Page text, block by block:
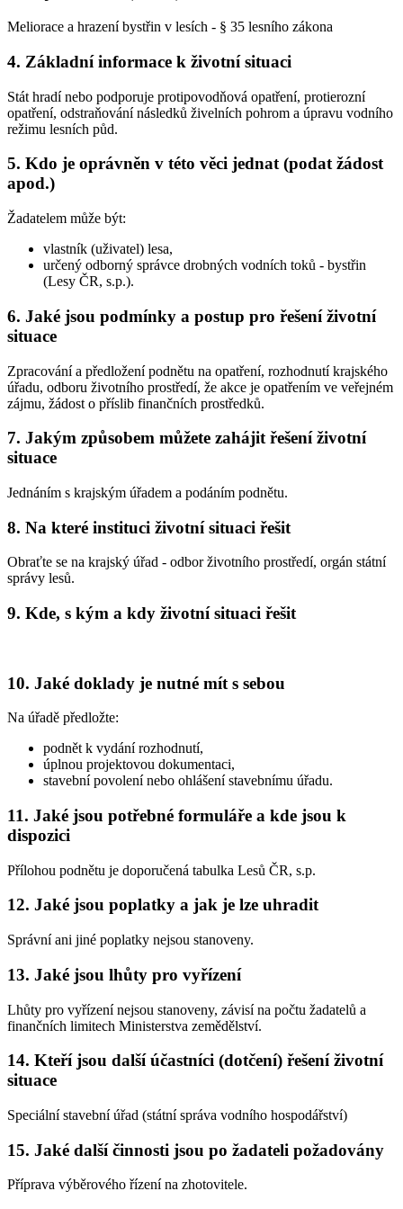
Meliorace a hrazení bystřin v lesích - § 35 lesního zákona
4. Základní informace k životní situaci
Stát hradí nebo podporuje protipovodňová opatření, protierozní
opatření, odstraňování následků živelních pohrom a úpravu vodního
režimu lesních půd.
5. Kdo je oprávněn v této věci jednat (podat žádost
apod.)
Žadatelem může být:
vlastník (uživatel) lesa,
určený odborný správce drobných vodních toků - bystřin
(Lesy ČR, s.p.).
6. Jaké jsou podmínky a postup pro řešení životní
situace
Zpracování a předložení podnětu na opatření, rozhodnutí krajského
úřadu, odboru životního prostředí, že akce je opatřením ve veřejném
zájmu, žádost o příslib finančních prostředků.
7. Jakým způsobem můžete zahájit řešení životní
situace
Jednáním s krajským úřadem a podáním podnětu.
8. Na které instituci životní situaci řešit
Obraťte se na krajský úřad - odbor životního prostředí, orgán státní
správy lesů.
9. Kde, s kým a kdy životní situaci řešit
10. Jaké doklady je nutné mít s sebou
Na úřadě předložte:
podnět k vydání rozhodnutí,
úplnou projektovou dokumentaci,
stavební povolení nebo ohlášení stavebnímu úřadu.
11. Jaké jsou potřebné formuláře a kde jsou k
dispozici
Přílohou podnětu je doporučená tabulka Lesů ČR, s.p.
12. Jaké jsou poplatky a jak je lze uhradit
Správní ani jiné poplatky nejsou stanoveny.
13. Jaké jsou lhůty pro vyřízení
Lhůty pro vyřízení nejsou stanoveny, závisí na počtu žadatelů a
finančních limitech Ministerstva zemědělství.
14. Kteří jsou další účastníci (dotčení) řešení životní
situace
Speciální stavební úřad (státní správa vodního hospodářství)
15. Jaké další činnosti jsou po žadateli požadovány
Příprava výběrového řízení na zhotovitele.